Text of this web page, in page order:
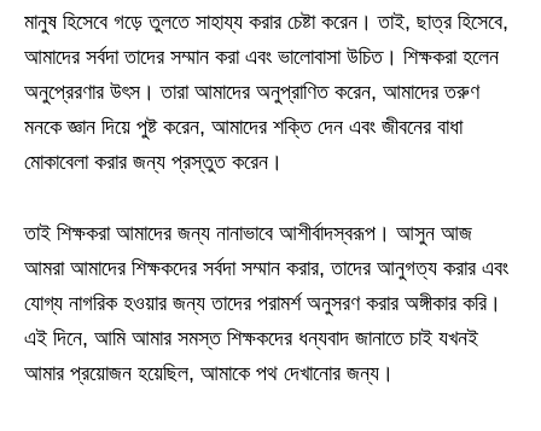
মানুষ হিসেবে গড়ে তুলতে সাহায্য করার চেষ্টা করেন। তাই, ছাত্র হিসেবে,
আমাদের সর্বদা তাদের সম্মান করা এবং ভালোবাসা উচিত। শিক্ষকরা হলেন
অনুপ্রেরণার উৎস। তারা আমাদের অনুপ্রাণিত করেন, আমাদের তরুণ
মনকে জ্ঞান দিয়ে পুষ্ট করেন, আমাদের শক্তি দেন এবং জীবনের বাধা
মোকাবেলা করার জন্য প্রস্তুত করেন।
তাই শিক্ষকরা আমাদের জন্য নানাভাবে আশীর্বাদস্বরূপ। আসুন আজ
আমরা আমাদের শিক্ষকদের সর্বদা সম্মান করার, তাদের আনুগত্য করার এবং
যোগ্য নাগরিক হওয়ার জন্য তাদের পরামর্শ অনুসরণ করার অঙ্গীকার করি।
এই দিনে, আমি আমার সমস্ত শিক্ষকদের ধন্যবাদ জানাতে চাই যখনই
আমার প্রয়োজন হয়েছিল, আমাকে পথ দেখানোর জন্য।